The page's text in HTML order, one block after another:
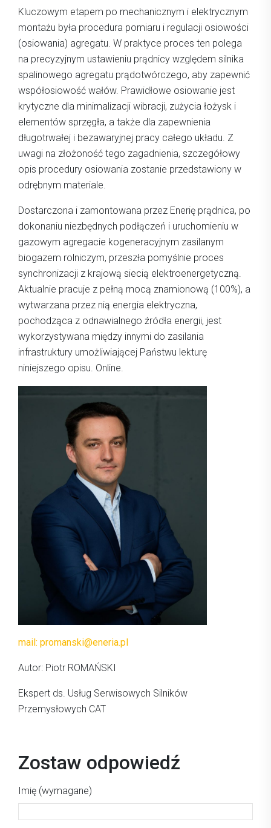
Kluczowym etapem po mechanicznym i elektrycznym
montażu była procedura pomiaru i regulacji osiowości
(osiowania) agregatu. W praktyce proces ten polega
na precyzyjnym ustawieniu prądnicy względem silnika
spalinowego agregatu prądotwórczego, aby zapewnić
współosiowość wałów. Prawidłowe osiowanie jest
krytyczne dla minimalizacji wibracji, zużycia łożysk i
elementów sprzęgła, a także dla zapewnienia
długotrwałej i bezawaryjnej pracy całego układu. Z
uwagi na złożoność tego zagadnienia, szczegółowy
opis procedury osiowania zostanie przedstawiony w
odrębnym materiale.
Dostarczona i zamontowana przez Enerię prądnica, po
dokonaniu niezbędnych podłączeń i uruchomieniu w
gazowym agregacie kogeneracyjnym zasilanym
biogazem rolniczym, przeszła pomyślnie proces
synchronizacji z krajową siecią elektroenergetyczną.
Aktualnie pracuje z pełną mocą znamionową (100%), a
wytwarzana przez nią energia elektryczna,
pochodząca z odnawialnego źródła energii, jest
wykorzystywana między innymi do zasilania
infrastruktury umożliwiającej Państwu lekturę
niniejszego opisu. Online.
mail: promanski@eneria.pl
Autor: Piotr ROMAŃSKI
Ekspert ds. Usług Serwisowych Silników
Przemysłowych CAT
Zostaw odpowiedź
Imię (wymagane)